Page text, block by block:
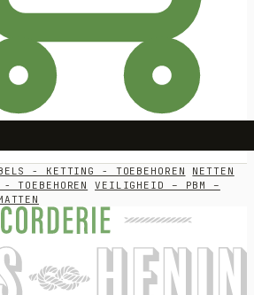
- KETTING - TOEBEHOREN
NETTEN
TOEBEHOREN
VEILIGHEID – PBM –